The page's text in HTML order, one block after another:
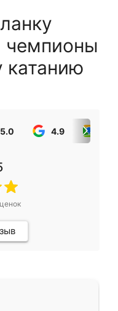
чемпионы
катанию
5.0 4.9